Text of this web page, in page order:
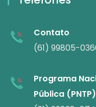
Contato
(61) 99805-
Programa
Pública (PNTP)